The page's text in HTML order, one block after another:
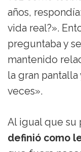
años,
vida real?».
preguntaba y
mantenido
la gran pantalla
veces».
Al igual que su
definió como